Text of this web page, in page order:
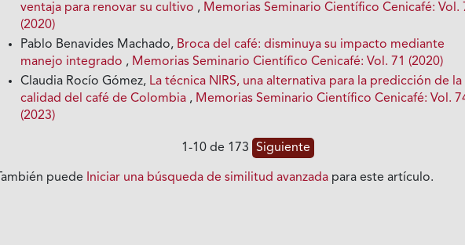
ventaja para renovar su cultivo , Memorias Seminario Científico Cenicafé: Vol.
(2020)
Pablo Benavides Machado, Broca del café: disminuya su impacto mediante
manejo integrado , Memorias Seminario Científico Cenicafé: Vol. 71 (2020)
Claudia Rocío Gómez, La técnica NIRS, una alternativa para la predicción de la
calidad del café de Colombia , Memorias Seminario Científico Cenicafé: Vol.
(2023)
1-10 de 173 Siguiente
También puede Iniciar una búsqueda de similitud avanzada para este artículo.